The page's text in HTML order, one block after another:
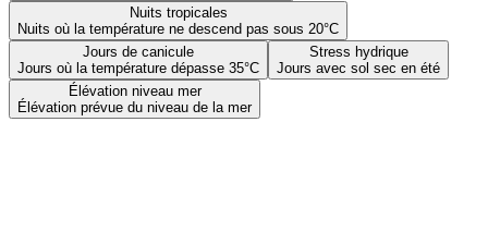
Nuits tropicales
Nuits où la température ne descend pas sous 20°C
Jours de canicule
Jours où la température dépasse 35°C
Stress hydrique
Jours avec sol sec en été
Élévation niveau mer
Élévation prévue du niveau de la mer